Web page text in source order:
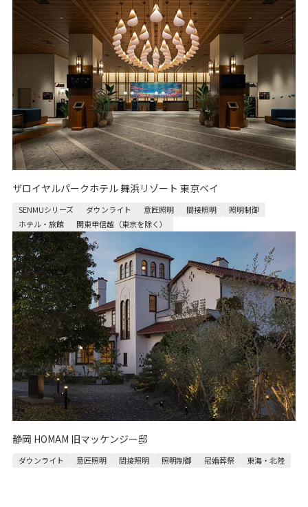
ザロイヤルパークホテル 舞浜リゾート 東京ベイ
SENMUシリーズ ダウンライト 意匠照明 間接照明
照明制御
ホテル・旅館
関東甲信越（東京を除く）
静岡 HOMAM 旧マッケンジー邸
ダウンライト 意匠照明 間接照明 照明制御 冠婚葬祭 東海・北陸